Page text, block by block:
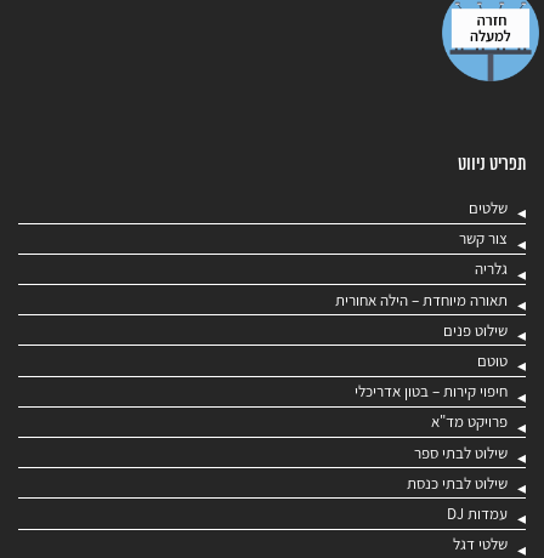
תפריט ניווט
שלטים
צור קשר
גלריה
תאורה מיוחדת – הילה אחורית
שילוט פנים
טוטם
חיפוי קירות – בטון אדריכלי
פרויקט מד"א
שילוט לבתי ספר
שילוט לבתי כנסת
עמדות DJ
שלטי דגל